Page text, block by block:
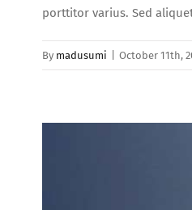
porttitor varius. Sed
By madusumi October 11th,